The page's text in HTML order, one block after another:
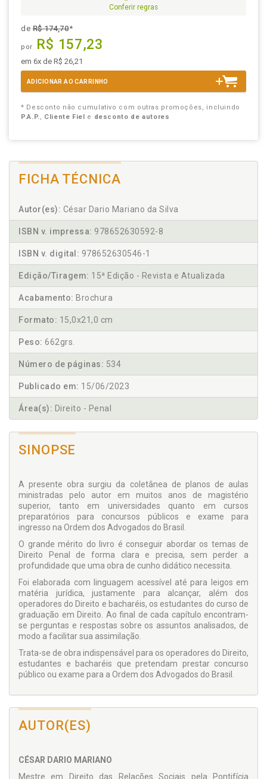
Conferir regras
deR$ 174,70*
por R$ 157,23
em 6x de R$ 26,21
ADICIONAR AO CARRINHO
* Desconto não cumulativo com outras promoções, incluindo
P.A.P., Cliente Fiel e desconto de autores
FICHA TÉCNICA
Autor(es): César Dario Mariano da Silva
ISBN v. impressa: 978652630592-8
ISBN v. digital: 978652630546-1
Edição/Tiragem: 15ª Edição - Revista e Atualizada
Acabamento: Brochura
Formato: 15,0x21,0 cm
Peso: 662grs.
Número de páginas: 534
Publicado em: 15/06/2023
Área(s): Direito - Penal
SINOPSE
A presente obra surgiu da coletânea de planos de aulas
ministradas pelo autor em muitos anos de magistério
superior, tanto em universidades quanto em cursos
preparatórios para concursos públicos e exame para
ingresso na Ordem dos Advogados do Brasil.
O grande mérito do livro é conseguir abordar os temas de
Direito Penal de forma clara e precisa, sem perder a
profundidade que uma obra de cunho didático necessita.
Foi elaborada com linguagem acessível até para leigos em
matéria jurídica, justamente para alcançar, além dos
operadores do Direito e bacharéis, os estudantes do curso de
graduação em Direito. Ao final de cada capítulo encontram-
se perguntas e respostas sobre os assuntos analisados, de
modo a facilitar sua assimilação.
Trata-se de obra indispensável para os operadores do Direito,
estudantes e bacharéis que pretendam prestar concurso
público ou exame para a Ordem dos Advogados do Brasil.
AUTOR(ES)
CÉSAR DARIO MARIANO
Mestre em Direito das Relações Sociais pela Pontifícia